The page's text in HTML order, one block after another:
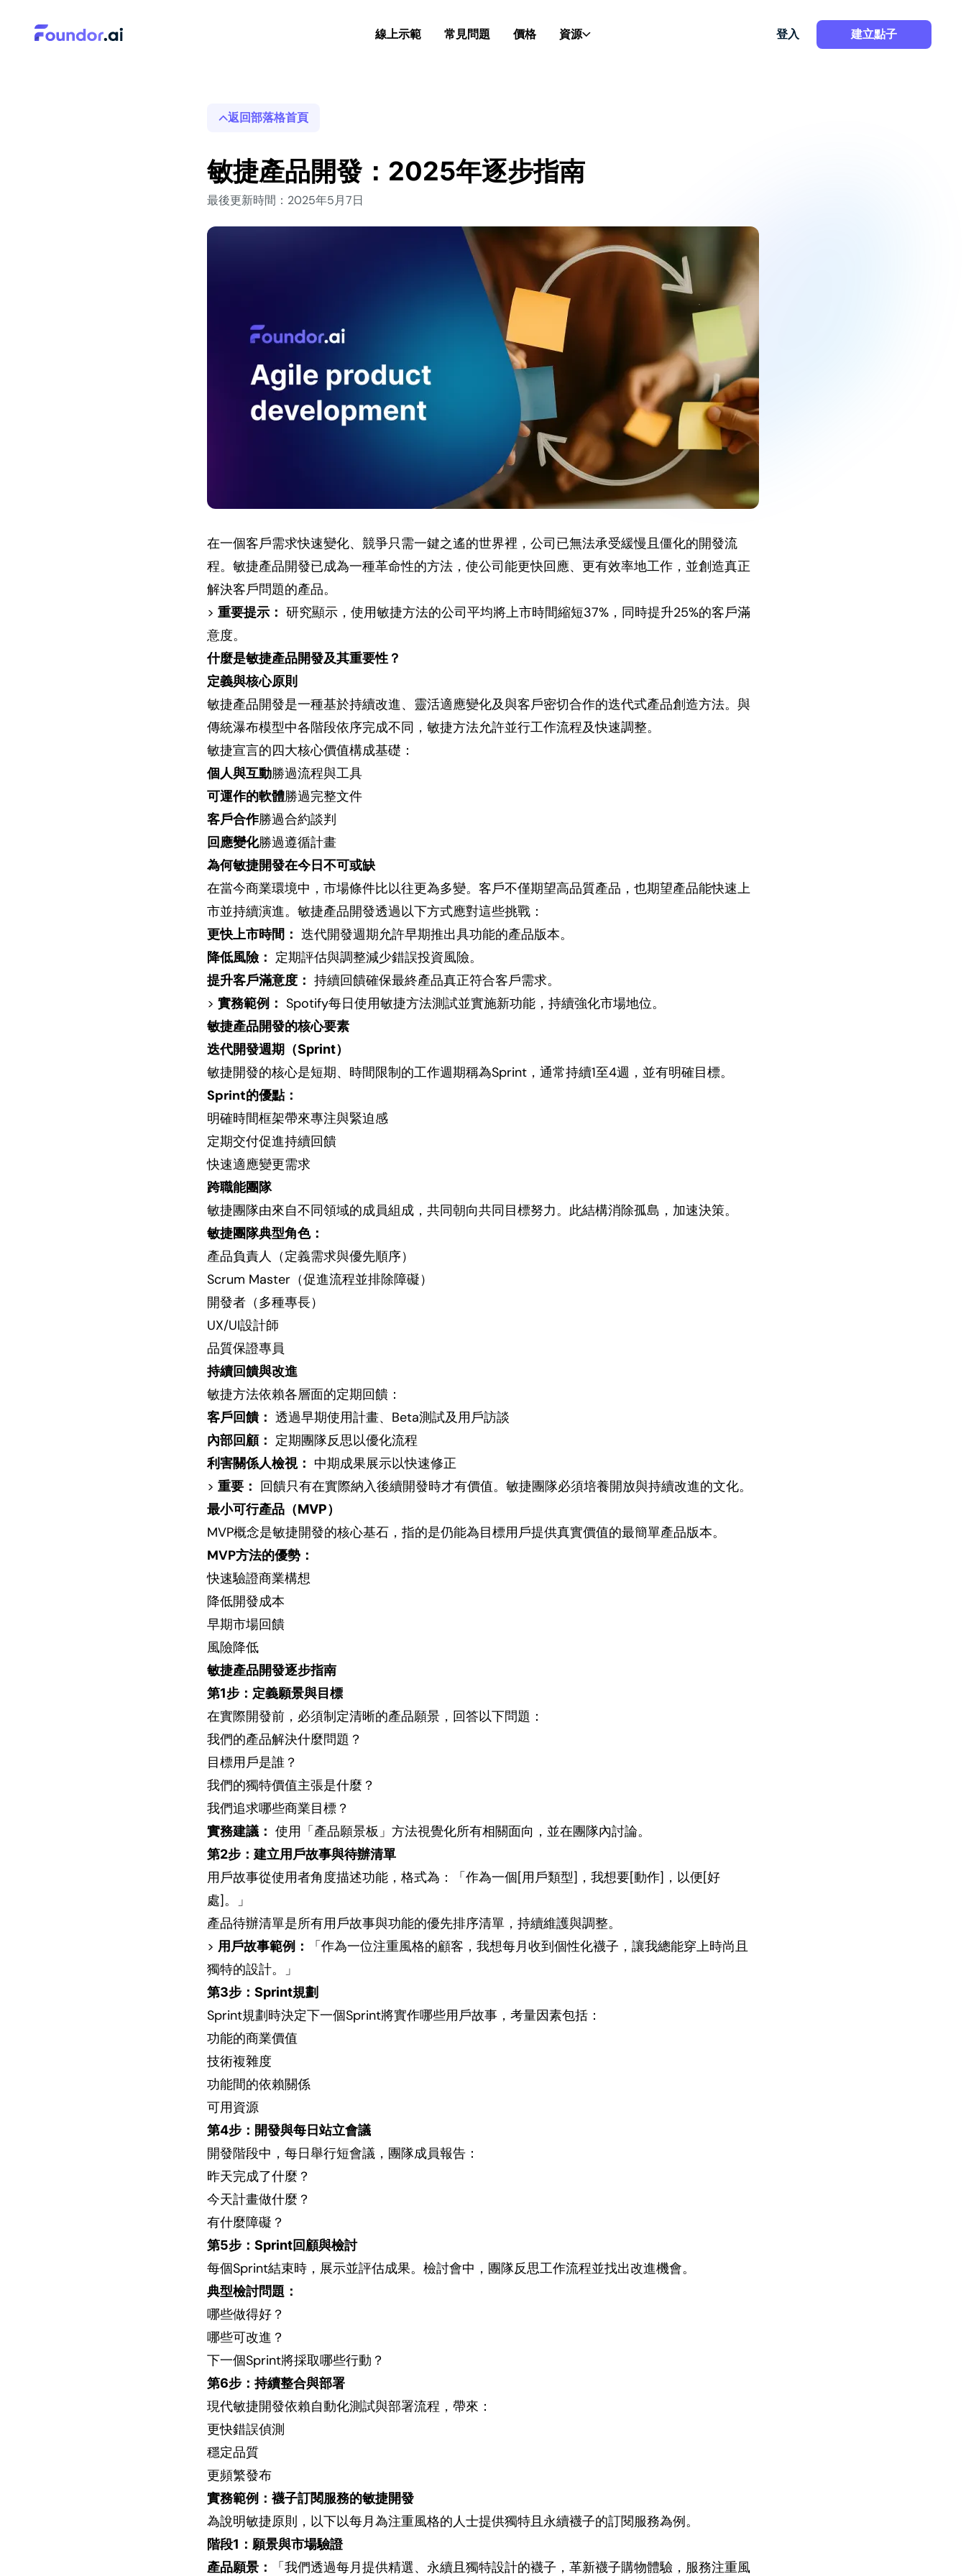
線上示範 常見問題 價格 資源 登入 建立點子
返回部落格首頁
敏捷產品開發：2025年逐步指南
最後更新時間：2025年5月7日
在一個客戶需求快速變化、競爭只需一鍵之遙的世界裡，公司已無法承受緩慢且僵化的開發流
程。敏捷產品開發已成為一種革命性的方法，使公司能更快回應、更有效率地工作，並創造真正
解決客戶問題的產品。
> 重要提示： 研究顯示，使用敏捷方法的公司平均將上市時間縮短37%，同時提升25%的客戶滿
意度。
什麼是敏捷產品開發及其重要性？
定義與核心原則
敏捷產品開發是一種基於持續改進、靈活適應變化及與客戶密切合作的迭代式產品創造方法。與
傳統瀑布模型中各階段依序完成不同，敏捷方法允許並行工作流程及快速調整。
敏捷宣言的四大核心價值構成基礎：
個人與互動勝過流程與工具
可運作的軟體勝過完整文件
客戶合作勝過合約談判
回應變化勝過遵循計畫
為何敏捷開發在今日不可或缺
在當今商業環境中，市場條件比以往更為多變。客戶不僅期望高品質產品，也期望產品能快速上
市並持續演進。敏捷產品開發透過以下方式應對這些挑戰：
更快上市時間： 迭代開發週期允許早期推出具功能的產品版本。
降低風險： 定期評估與調整減少錯誤投資風險。
提升客戶滿意度： 持續回饋確保最終產品真正符合客戶需求。
> 實務範例： Spotify每日使用敏捷方法測試並實施新功能，持續強化市場地位。
敏捷產品開發的核心要素
迭代開發週期（Sprint）
敏捷開發的核心是短期、時間限制的工作週期稱為Sprint，通常持續1至4週，並有明確目標。
Sprint的優點：
明確時間框架帶來專注與緊迫感
定期交付促進持續回饋
快速適應變更需求
跨職能團隊
敏捷團隊由來自不同領域的成員組成，共同朝向共同目標努力。此結構消除孤島，加速決策。
敏捷團隊典型角色：
產品負責人（定義需求與優先順序）
Scrum Master（促進流程並排除障礙）
開發者（多種專長）
UX/UI設計師
品質保證專員
持續回饋與改進
敏捷方法依賴各層面的定期回饋：
客戶回饋： 透過早期使用計畫、Beta測試及用戶訪談
內部回顧： 定期團隊反思以優化流程
利害關係人檢視： 中期成果展示以快速修正
> 重要： 回饋只有在實際納入後續開發時才有價值。敏捷團隊必須培養開放與持續改進的文化。
最小可行產品（MVP）
MVP概念是敏捷開發的核心基石，指的是仍能為目標用戶提供真實價值的最簡單產品版本。
MVP方法的優勢：
快速驗證商業構想
降低開發成本
早期市場回饋
風險降低
敏捷產品開發逐步指南
第1步：定義願景與目標
在實際開發前，必須制定清晰的產品願景，回答以下問題：
我們的產品解決什麼問題？
目標用戶是誰？
我們的獨特價值主張是什麼？
我們追求哪些商業目標？
實務建議： 使用「產品願景板」方法視覺化所有相關面向，並在團隊內討論。
第2步：建立用戶故事與待辦清單
用戶故事從使用者角度描述功能，格式為：「作為一個[用戶類型]，我想要[動作]，以便[好
處]。」
產品待辦清單是所有用戶故事與功能的優先排序清單，持續維護與調整。
> 用戶故事範例：
「作為一位注重風格的顧客，我想每月收到個性化襪子，讓我總能穿上時尚且
獨特的設計。」
第3步：Sprint規劃
Sprint規劃時決定下一個Sprint將實作哪些用戶故事，考量因素包括：
功能的商業價值
技術複雜度
功能間的依賴關係
可用資源
第4步：開發與每日站立會議
開發階段中，每日舉行短會議，團隊成員報告：
昨天完成了什麼？
今天計畫做什麼？
有什麼障礙？
第5步：Sprint回顧與檢討
每個Sprint結束時，展示並評估成果。檢討會中，團隊反思工作流程並找出改進機會。
典型檢討問題：
哪些做得好？
哪些可改進？
下一個Sprint將採取哪些行動？
第6步：持續整合與部署
現代敏捷開發依賴自動化測試與部署流程，帶來：
更快錯誤偵測
穩定品質
更頻繁發布
實務範例：襪子訂閱服務的敏捷開發
為說明敏捷原則，以下以每月為注重風格的人士提供獨特且永續襪子的訂閱服務為例。
階段1：願景與市場驗證
產品願景： 「我們透過每月提供精選、永續且獨特設計的襪子，革新襪子購物體驗，服務注重風